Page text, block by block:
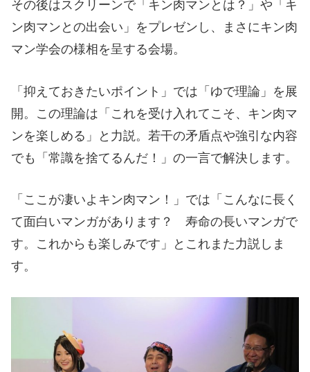
その後はスクリーンで「キン肉マンとは？」や「キ
ン肉マンとの出会い」をプレゼンし、まさにキン肉
マン学会の様相を呈する会場。
「抑えておきたいポイント」では「ゆで理論」を展
開。この理論は「これを受け入れてこそ、キン肉マ
ンを楽しめる」と力説。若干の矛盾点や強引な内容
でも「常識を捨てるんだ！」の一言で解決します。
「ここが凄いよキン肉マン！」では「こんなに長く
て面白いマンガがあります？ 寿命の長いマンガで
す。これからも楽しみです」とこれまた力説しま
す。